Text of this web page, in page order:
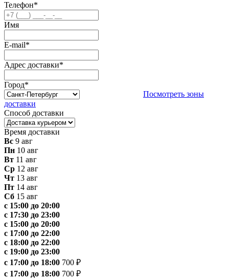
Телефон*
Имя
E-mail*
Адрес доставки*
Город*
Посмотреть зоны
доставки
Способ доставки
Время доставки
Вс 9 авг
Пн 10 авг
Вт 11 авг
Ср 12 авг
Чт 13 авг
Пт 14 авг
Сб 15 авг
с 15:00 до 20:00
с 17:30 до 23:00
с 15:00 до 20:00
с 17:00 до 22:00
с 18:00 до 22:00
с 19:00 до 23:00
с 17:00 до 18:00 700 ₽
с 17:00 до 18:00 700 ₽